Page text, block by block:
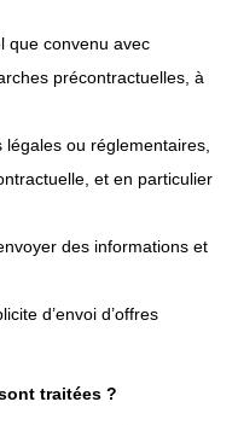
que convenu avec
précontractuelles, à
ou réglementaires,
et en particulier
des informations et
d’envoi d’offres
traitées ?